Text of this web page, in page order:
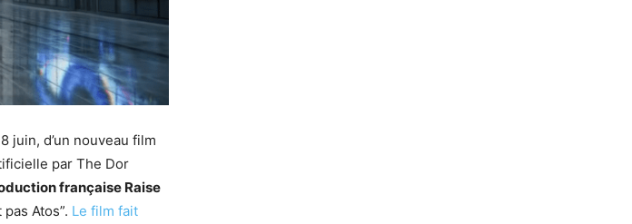
juin, d’un nouveau film
par The Dor
française Raise
Atos”. Le film fait